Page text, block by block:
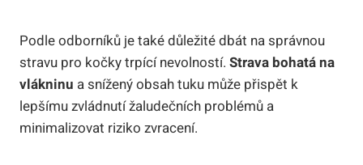
Podle odborníků je také důležité dbát na správnou
stravu pro kočky trpící nevolností. Strava bohatá na
vlákninu a snížený obsah tuku může přispět k
lepšímu zvládnutí žaludečních problémů a
minimalizovat riziko zvracení.